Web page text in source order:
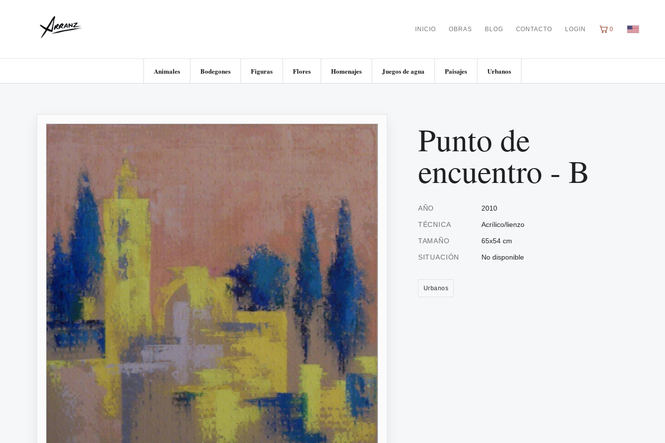
INICIO OBRAS BLOG CONTACTO LOGIN 0
Animales Bodegones Figuras Flores Homenajes Juegos de agua Paisajes Urbanos
Punto de
encuentro - B
AÑO 2010
TÉCNICA Acrílico/lienzo
TAMAÑO 65x54 cm
SITUACIÓN No disponible
Urbanos